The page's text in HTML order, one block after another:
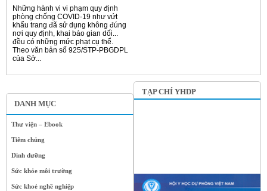
DANH MỤC
Thư viện – Ebook
Tiêm chủng
Dinh dưỡng
Sức khỏe môi trường
Sức khoẻ nghề nghiệp
Những hành vi vi phạm quy định
phòng chống COVID-19 như vứt
khẩu trang đã sử dụng không đúng
nơi quy định, khai báo gian dối...
đều có những mức phạt cụ thể.
Theo văn bản số 925/STP-PBGDPL
của Sở...
TẠP CHÍ YHDP